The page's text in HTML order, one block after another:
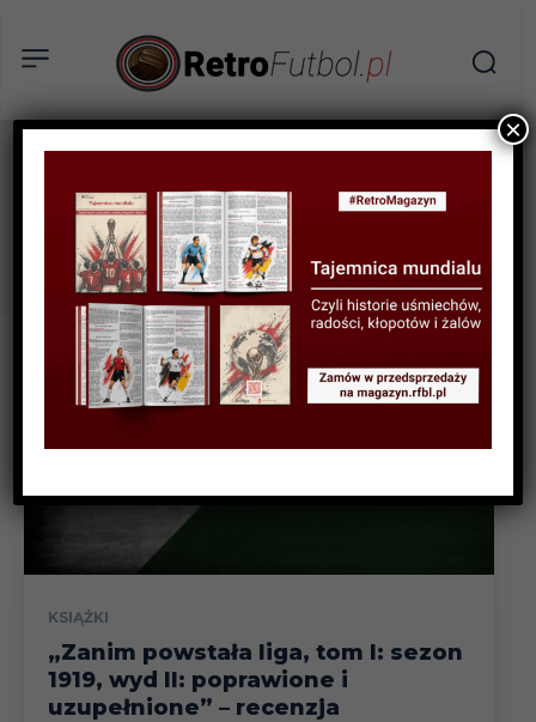
Tag: Sezon 1919
KSIĄŻKI
„Zanim powstała liga, tom I: sezon
1919, wyd II: poprawione i
uzupełnione” – recenzja
×